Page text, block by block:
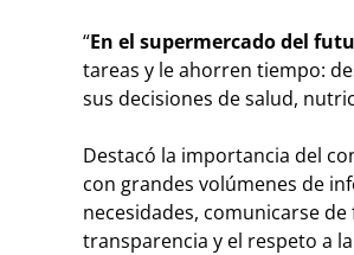
“En el supermercado del
tareas y le ahorren tiempo:
sus decisiones de salud,
Destacó la importancia del
con grandes volúmenes de
necesidades, comunicarse
transparencia y el respeto a